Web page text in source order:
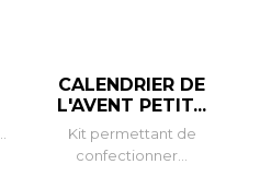
CALENDRIER DE
L'AVENT PETIT...
Kit permettant de
confectionner...